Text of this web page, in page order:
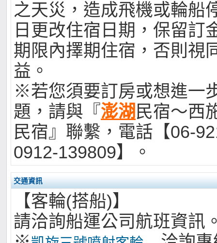
之天災，造成飛機或輪船
日更改住宿日期，保留訂
期限內擇期住宿，否則視
益。
※若您須要訂房或想進一
題，請與『澎湖民宿～西
民宿』聯繫，電話【06-
0912-139809】。
交通資訊
【客輪(搭船)】
請洽詢船運公司航班資訊